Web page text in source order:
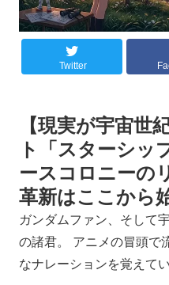
Twitter
【現実が宇宙世
ト「スターシッ
ースコロニーの
革新はここから
ガンダムファン、そして
の諸君。 アニメの冒頭で
なナレーションを覚えて